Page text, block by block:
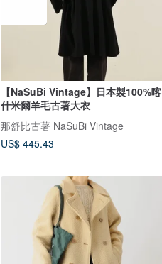
【NaSuBi Vintage】日本製100%喀
什米爾羊毛古著大衣
那舒比古著 NaSuBi Vintage
US$ 445.43